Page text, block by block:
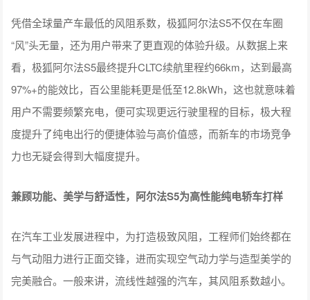
凭借全球量产车最低的风阻系数，极狐阿尔法S5不仅在车圈
“风”头无量，还为用户带来了更直观的体验升级。从数据上来
看，极狐阿尔法S5最终提升CLTC续航里程约66km，达到最高
97%+的能效比，百公里能耗更是低至12.8kWh，这也就意味着
用户不需要频繁充电，便可实现更远行驶里程的目标，极大程
度提升了纯电出行的便捷体验与高价值感，而新车的市场竞争
力也无疑会得到大幅度提升。
兼顾功能、美学与舒适性，阿尔法S5为高性能纯电轿车打样
在汽车工业发展进程中，为打造极致风阻，工程师们始终都在
与气动阻力进行正面交锋，进而实现空气动力学与造型美学的
完美融合。一般来讲，流线性越强的汽车，其风阻系数越小。